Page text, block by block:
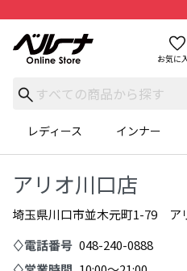
お気に
レディース インナー
アリオ川口店
埼玉県川口市並木元町1-79 ア
♢電話番号 048-240-0888